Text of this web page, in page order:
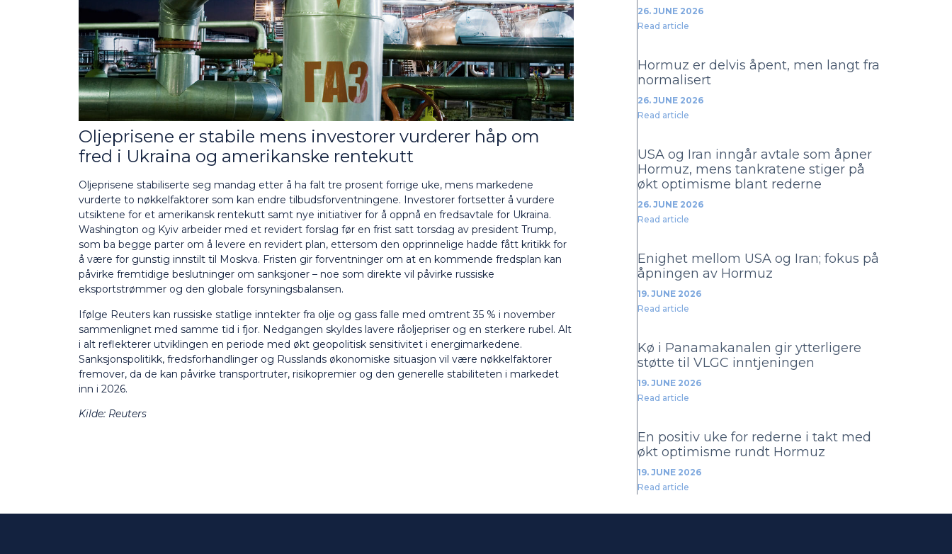
Oljeprisene er stabile mens investorer vurderer håp om
fred i Ukraina og amerikanske rentekutt
Oljeprisene stabiliserte seg mandag etter å ha falt tre prosent forrige uke, mens markedene
vurderte to nøkkelfaktorer som kan endre tilbudsforventningene. Investorer fortsetter å vurdere
utsiktene for et amerikansk rentekutt samt nye initiativer for å oppnå en fredsavtale for Ukraina.
Washington og Kyiv arbeider med et revidert forslag før en frist satt torsdag av president Trump,
som ba begge parter om å levere en revidert plan, ettersom den opprinnelige hadde fått kritikk for
å være for gunstig innstilt til Moskva. Fristen gir forventninger om at en kommende fredsplan kan
påvirke fremtidige beslutninger om sanksjoner – noe som direkte vil påvirke russiske
eksportstrømmer og den globale forsyningsbalansen.
Ifølge Reuters kan russiske statlige inntekter fra olje og gass falle med omtrent 35 % i november
sammenlignet med samme tid i fjor. Nedgangen skyldes lavere råoljepriser og en sterkere rubel. Alt
i alt reflekterer utviklingen en periode med økt geopolitisk sensitivitet i energimarkedene.
Sanksjonspolitikk, fredsforhandlinger og Russlands økonomiske situasjon vil være nøkkelfaktorer
fremover, da de kan påvirke transportruter, risikopremier og den generelle stabiliteten i markedet
inn i 2026.
Kilde: Reuters
26. JUNE 2026
Read article
Hormuz er delvis åpent, men langt fra
normalisert
26. JUNE 2026
Read article
USA og Iran inngår avtale som åpner
Hormuz, mens tankratene stiger på
økt optimisme blant rederne
26. JUNE 2026
Read article
Enighet mellom USA og Iran; fokus på
åpningen av Hormuz
19. JUNE 2026
Read article
Kø i Panamakanalen gir ytterligere
støtte til VLGC inntjeningen
19. JUNE 2026
Read article
En positiv uke for rederne i takt med
økt optimisme rundt Hormuz
19. JUNE 2026
Read article